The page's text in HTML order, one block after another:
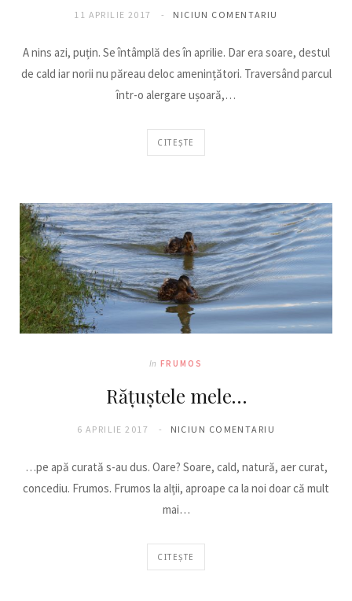
11 APRILIE 2017 NICIUN COMENTARIU
A nins azi, puțin. Se întâmplă des în aprilie. Dar era soare, destul
de cald iar norii nu păreau deloc amenințători. Traversând parcul
într-o alergare ușoară,…
CITEȘTE
In FRUMOS
Rățuștele mele…
6 APRILIE 2017 NICIUN COMENTARIU
…pe apă curată s-au dus. Oare? Soare, cald, natură, aer curat,
concediu. Frumos. Frumos la alții, aproape ca la noi doar că mult
mai…
CITEȘTE